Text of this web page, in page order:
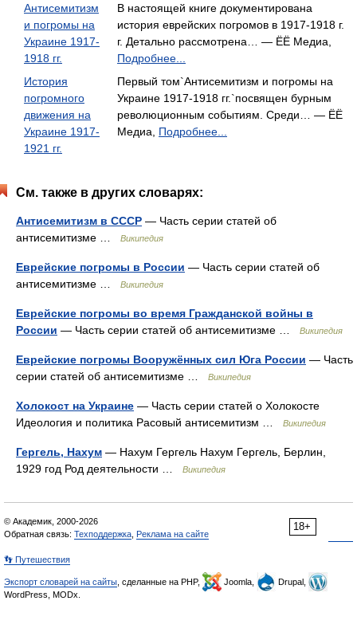
Антисемитизм
и погромы на
Украине 1917-
1918 гг.
В настоящей книге документирована
история еврейских погромов в 1917-1918 г.
г. Детально рассмотрена… — ЁЁ Медиа,
Подробнее...
История
погромного
движения на
Украине 1917-
1921 гг.
Первый том`Антисемитизм и погромы на
Украине 1917-1918 гг.`посвящен бурным
революционным событиям. Среди… — ЁЁ
Медиа, Подробнее...
См. также в других словарях:
Антисемитизм в СССР — Часть серии статей об
антисемитизме …
Википедия
Еврейские погромы в России — Часть серии статей об
антисемитизме …
Википедия
Еврейские погромы во время Гражданской войны в
России — Часть серии статей об антисемитизме … Википедия
Еврейские погромы Вооружённых сил Юга России — Часть
серии статей об антисемитизме …
Википедия
Холокост на Украине — Часть серии статей о Холокосте
Идеология и политика Расовый антисемитизм …
Википедия
Гергель, Нахум — Нахум Гергель Нахум Гергель, Берлин,
1929 год Род деятельности …
Википедия
18+
© Академик, 2000-2026
Обратная связь: Техподдержка Реклама на сайте
👣 Путешествия
Экспорт словарей на сайты , сделанные на PHP, Joomla,
Drupal,
WordPress, MODx.